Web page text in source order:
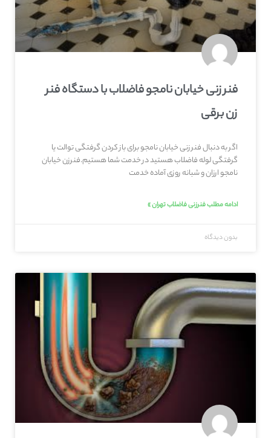
فنر زنی خیابان نامجو فاضلاب با دستگاه فنر
زن برقی
اگر به دنبال فنر زنی خیابان نامجو برای باز کردن گرفتگی توالت یا
گرفتگی لوله فاضلاب هستید در خدمت شما هستیم.فنرزن خیابان
نامجو ارزان و شبانه روزی آماده خدمت
ادامه مطلب فنرزنی فاضلاب تهران »
بدون دیدگاه